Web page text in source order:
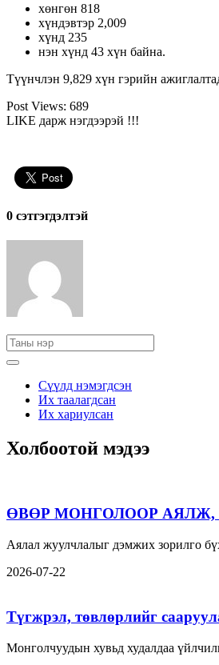
хөнгөн 818
хүндэвтэр 2,009
хүнд 235
нэн хүнд 43 хүн байна.
Түүнчлэн 9,829 хүн гэрийн
Post Views: 689
LIKE дарж нэгдээрэй !!!
0 cэтгэгдэлтэй
Сүүлд нэмэгдсэн
Их таалагдсан
Их хариулсан
Холбоотой мэдээ
ӨВӨР МОНГОЛООР АЯЛЖ,
Аялал жуулчлалыг дэмжих зорилго
2026-07-22
Түгжрэл, төвлөрлийг
Монголчуудын хувьд худалдаа